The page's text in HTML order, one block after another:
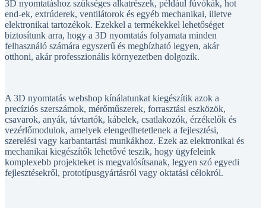
end-ek, extrúderek, ventilátorok és egyéb mechanikai, illetve
elektronikai tartozékok. Ezekkel a termékekkel lehetőséget
biztosítunk arra, hogy a 3D nyomtatás folyamata minden
felhasználó számára egyszerű és megbízható legyen, akár
otthoni, akár professzionális környezetben dolgozik.
precíziós szerszámok, mérőműszerek, forrasztási eszközök,
csavarok, anyák, távtartók, kábelek, csatlakozók, érzékelők és
vezérlőmodulok, amelyek elengedhetetlenek a fejlesztési,
szerelési vagy karbantartási munkákhoz. Ezek az elektronikai és
mechanikai kiegészítők lehetővé teszik, hogy ügyfeleink
komplexebb projekteket is megvalósítsanak, legyen szó egyedi
fejlesztésekről, prototípusgyártásról vagy oktatási célokról.